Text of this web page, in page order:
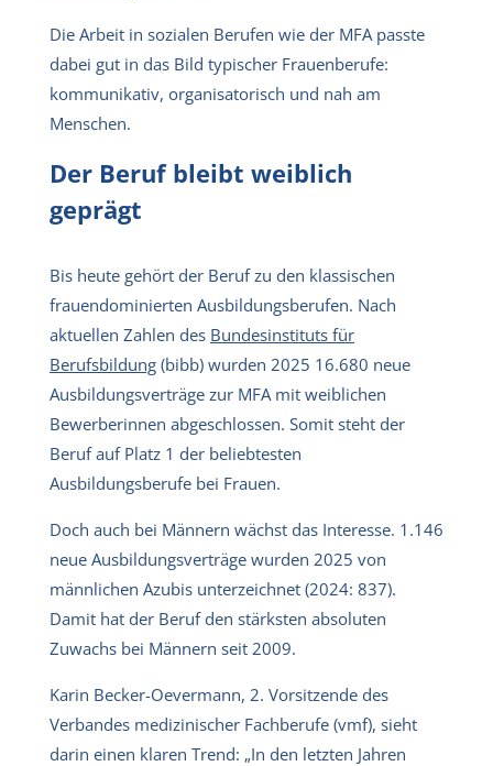
Die Arbeit in sozialen Berufen wie der MFA passte
dabei gut in das Bild typischer Frauenberufe:
kommunikativ, organisatorisch und nah am
Menschen.
Der Beruf bleibt weiblich
geprägt
Bis heute gehört der Beruf zu den klassischen
frauendominierten Ausbildungsberufen. Nach
aktuellen Zahlen des Bundesinstituts für
Berufsbildung (bibb) wurden 2025 16.680 neue
Ausbildungsverträge zur MFA mit weiblichen
Bewerberinnen abgeschlossen. Somit steht der
Beruf auf Platz 1 der beliebtesten
Ausbildungsberufe bei Frauen.
Doch auch bei Männern wächst das Interesse. 1.146
neue Ausbildungsverträge wurden 2025 von
männlichen Azubis unterzeichnet (2024: 837).
Damit hat der Beruf den stärksten absoluten
Zuwachs bei Männern seit 2009.
Karin Becker-Oevermann, 2. Vorsitzende des
Verbandes medizinischer Fachberufe (vmf), sieht
darin einen klaren Trend: „In den letzten Jahren